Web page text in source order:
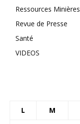
Ressources Minières
Revue de Presse
Santé
VIDEOS
L M